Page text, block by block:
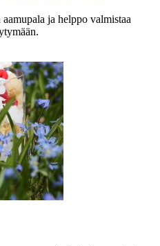
ja helppo valmistaa